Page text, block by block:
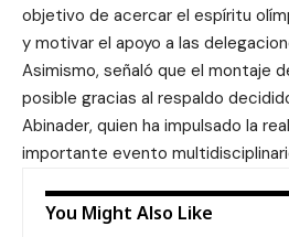
objetivo de acercar el espíritu
y motivar el apoyo a las
Asimismo, señaló que el montaje
posible gracias al respaldo
Abinader, quien ha impulsado la
importante evento
You Might Also Like